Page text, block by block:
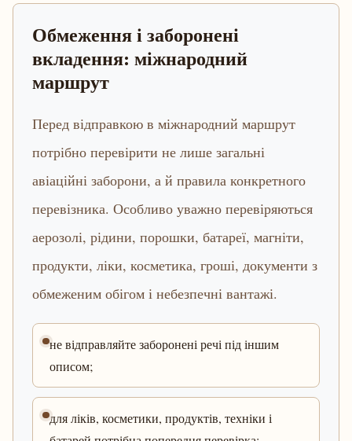
Обмеження і заборонені
вкладення: міжнародний
маршрут
Перед відправкою в міжнародний маршрут
потрібно перевірити не лише загальні
авіаційні заборони, а й правила конкретного
перевізника. Особливо уважно перевіряються
аерозолі, рідини, порошки, батареї, магніти,
продукти, ліки, косметика, гроші, документи з
обмеженим обігом і небезпечні вантажі.
не відправляйте заборонені речі під іншим
описом;
для ліків, косметики, продуктів, техніки і